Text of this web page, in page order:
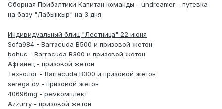
Сборная Прибалтики Капитан команды - undreamer - путевка
на базу "Лабынкыр" на 3 дня
Индивидуальный блиц "Лестница" 22 июня
Sofa984 - Barracuda B500 и призовой жетон
bohus - Barracuda B300 и призовой жетон
Афганец - призовой жетон
Технолог - Barracuda B300 и призовой жетон
serega dv - призовой жетон
40696mg - ремкомплект
Azzurry - призовой жетон